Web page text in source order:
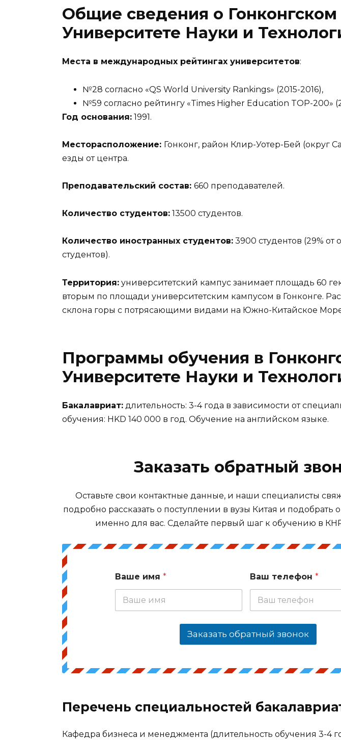
Общие сведения о Гонконгском
Университете Науки и
Места в международных рейтингах университетов:
№28 согласно «QS World University Rankings» (2015-2016),
№59 согласно рейтингу «Times Higher Education TOP-200»
Год основания: 1991.
Месторасположение: Гонконг, район Клир-Уотер-Бей (округ
езды от центра.
Преподавательский состав: 660 преподавателей.
Количество студентов: 13500 студентов.
Количество иностранных студентов: 3900 студентов (29% от
студентов).
Территория: университетский кампус занимает площадь 60
вторым по площади университетским кампусом в Гонконге.
склона горы с потрясающими видами на Южно-Китайское
Программы обучения в
Университете Науки и
Бакалавриат: длительность: 3-4 года в зависимости от
обучения: HKD 140 000 в год. Обучение на английском языке.
Заказать обратный
Оставьте свои контактные данные, и наши специалисты
подробно рассказать о поступлении в вузы Китая и подобрать
именно для вас. Сделайте первый шаг к обучению в
Ваше имя * Ваш телефон *
Заказать обратный звонок
Перечень специальностей
Кафедра бизнеса и менеджмента (длительность обучения 3-4